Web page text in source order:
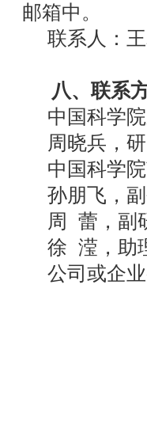
邮箱中。
联系人：
八、联系
中国科学
周晓兵，
中国科学
孙朋飞，
周 蕾，副
徐 滢，助
公司或企